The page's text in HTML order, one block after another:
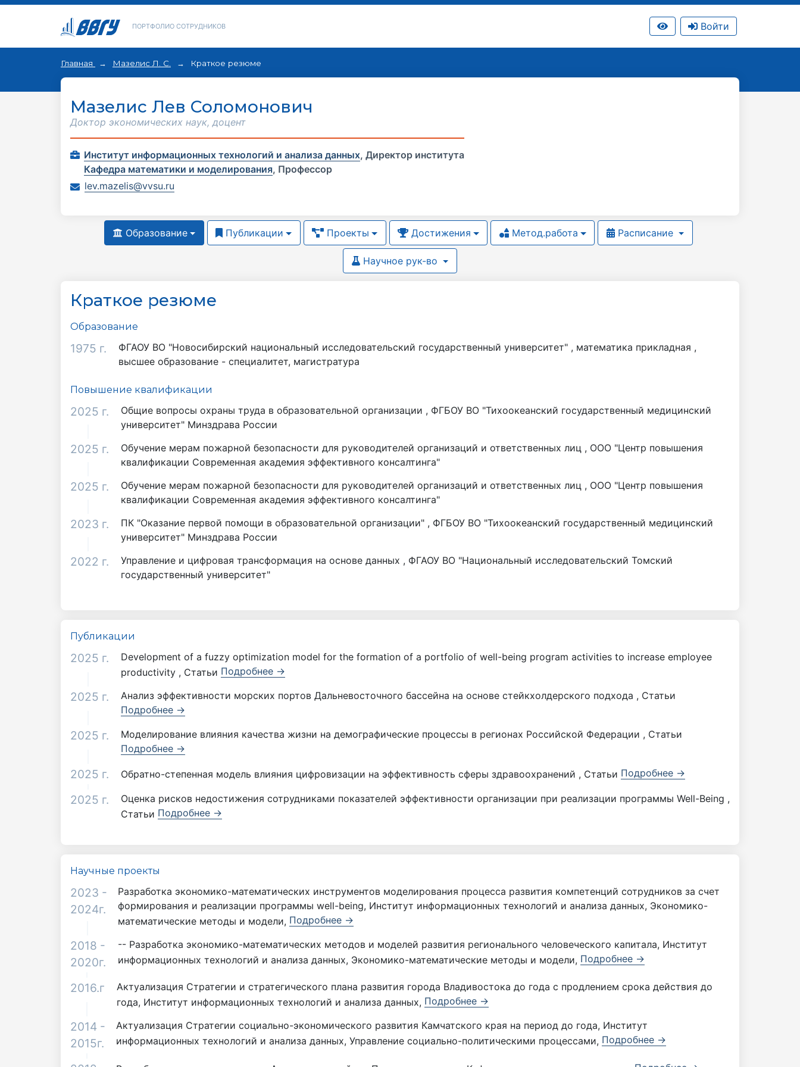
ПОРТФОЛИО СОТРУДНИКОВ Войти
Главная Мазелис Л. С. Краткое резюме
Мазелис Лев Соломонович
Доктор экономических наук, доцент
Институт информационных технологий и анализа данных, Директор института
Кафедра математики и моделирования, Профессор
lev.mazelis@vvsu.ru
Образование Публикации Проекты Достижения Метод.работа Расписание
Научное рук-во
Краткое резюме
Образование
1975 г. ФГАОУ ВО "Новосибирский национальный исследовательский государственный университет" , математика прикладная ,
высшее образование - специалитет, магистратура
Повышение квалификации
2025 г.
Общие вопросы охраны труда в образовательной организации , ФГБОУ ВО "Тихоокеанский государственный медицинский
университет" Минздрава России
2025 г.
Обучение мерам пожарной безопасности для руководителей организаций и ответственных лиц , ООО "Центр повышения
квалификации Современная академия эффективного консалтинга"
2025 г.
Обучение мерам пожарной безопасности для руководителей организаций и ответственных лиц , ООО "Центр повышения
квалификации Современная академия эффективного консалтинга"
2023 г.
ПК "Оказание первой помощи в образовательной организации" , ФГБОУ ВО "Тихоокеанский государственный медицинский
университет" Минздрава России
2022 г.
Управление и цифровая трансформация на основе данных , ФГАОУ ВО "Национальный исследовательский Томский
государственный университет"
Публикации
2025 г.
Development of a fuzzy optimization model for the formation of a portfolio of well-being program activities to increase employee
productivity , Статьи Подробнее →
2025 г.
Анализ эффективности морских портов Дальневосточного бассейна на основе стейкхолдерского подхода , Статьи
Подробнее →
2025 г.
Моделирование влияния качества жизни на демографические процессы в регионах Российской Федерации , Статьи
Подробнее →
2025 г. Обратно-степенная модель влияния цифровизации на эффективность сферы здравоохранений , Статьи Подробнее →
2025 г.
Оценка рисков недостижения сотрудниками показателей эффективности организации при реализации программы Well-Being ,
Статьи Подробнее →
Научные проекты
2023 -
2024г.
Разработка экономико-математических инструментов моделирования процесса развития компетенций сотрудников за счет
формирования и реализации программы well-being, Институт информационных технологий и анализа данных, Экономико-
математические методы и модели, Подробнее →
2018 -
2020г.
-- Разработка экономико-математических методов и моделей развития регионального человеческого капитала, Институт
информационных технологий и анализа данных, Экономико-математические методы и модели, Подробнее →
2016.г
Актуализация Стратегии и стратегического плана развития города Владивостока до года с продлением срока действия до
года, Институт информационных технологий и анализа данных, Подробнее →
2014 -
2015г.
Актуализация Стратегии социально-экономического развития Камчатского края на период до года, Институт
информационных технологий и анализа данных, Управление социально-политическими процессами, Подробнее →